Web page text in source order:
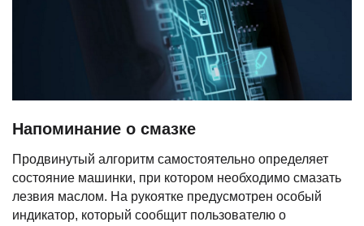
Напоминание о смазке
Продвинутый алгоритм самостоятельно определяет
состояние машинки, при котором необходимо смазать
лезвия маслом. На рукоятке предусмотрен особый
индикатор, который сообщит пользователю о